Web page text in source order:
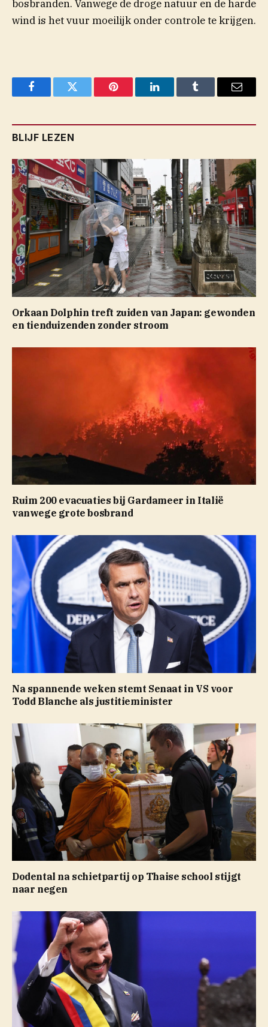
bosbranden. Vanwege de droge natuur en de harde
wind is het vuur moeilijk onder controle te krijgen.
FacebookTwitter Pinterest LinkedInTumblr Email
BLIJF LEZEN
Orkaan Dolphin treft zuiden van Japan: gewonden
en tienduizenden zonder stroom
Ruim 200 evacuaties bij Gardameer in Italië
vanwege grote bosbrand
Na spannende weken stemt Senaat in VS voor
Todd Blanche als justitieminister
Dodental na schietpartij op Thaise school stijgt
naar negen